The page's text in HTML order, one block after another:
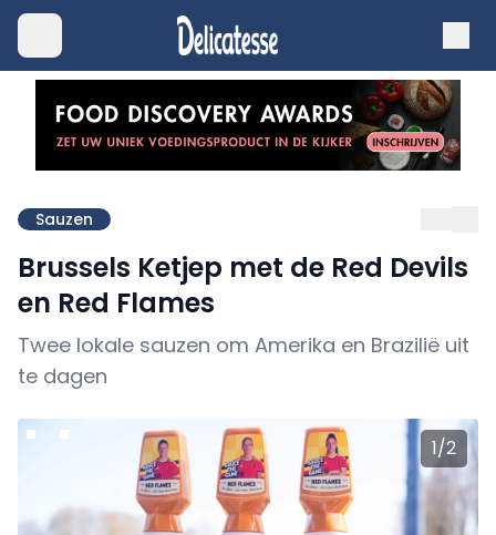
Sauzen
Brussels Ketjep met de Red Devils
en Red Flames
Twee lokale sauzen om Amerika en Brazilië uit
te dagen
1/2